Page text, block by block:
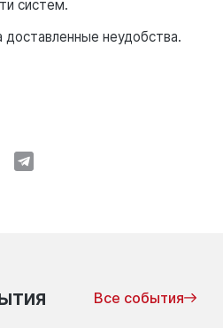
систем.
доставленные неудобства.
Все события